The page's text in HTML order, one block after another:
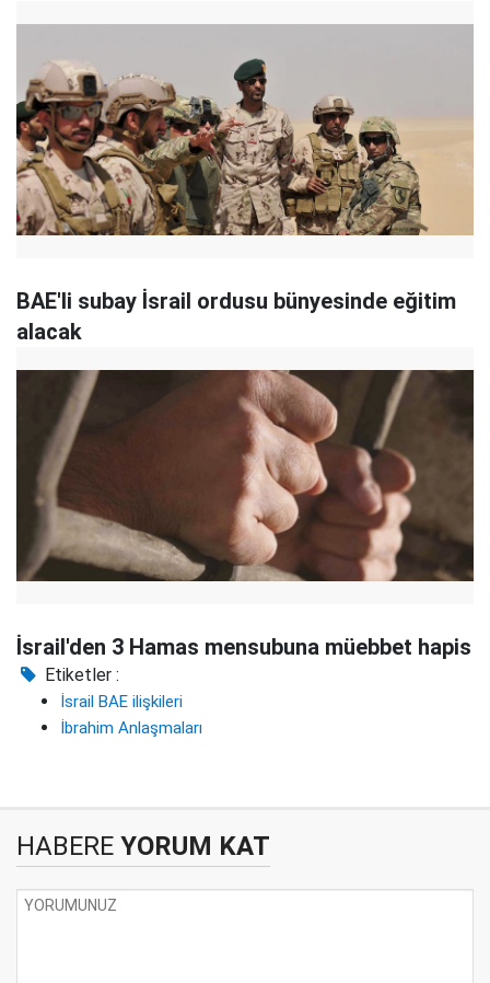
BAE'li subay İsrail ordusu bünyesinde eğitim
alacak
İsrail'den 3 Hamas mensubuna müebbet hapis
Etiketler :
İsrail BAE ilişkileri
İbrahim Anlaşmaları
HABERE YORUM KAT